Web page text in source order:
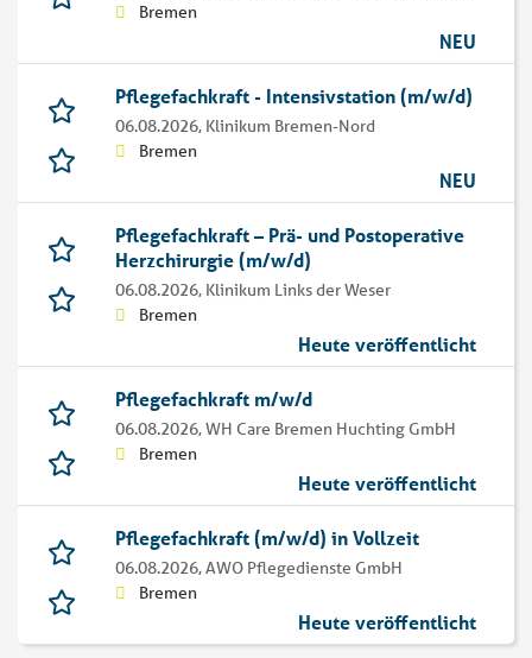
Bremen
NEU
Pflegefachkraft - Intensivstation (m/w/d)
06.08.2026, Klinikum Bremen-Nord
Bremen
NEU
Pflegefachkraft – Prä- und Postoperative
Herzchirurgie (m/w/d)
06.08.2026, Klinikum Links der Weser
Bremen
Heute veröffentlicht
Pflegefachkraft m/w/d
06.08.2026,WH Care Bremen Huchting GmbH
Bremen
Heute veröffentlicht
Pflegefachkraft (m/w/d) in Vollzeit
06.08.2026,AWO Pflegedienste GmbH
Bremen
Heute veröffentlicht